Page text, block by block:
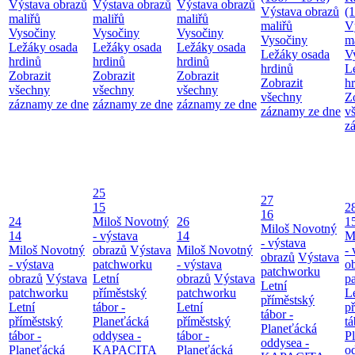
Výstava obrazů
maliřů
Vysočiny
Ležáky osada
hrdinů
Zobrazit
všechny
záznamy ze dne
Výstava obrazů
maliřů
Vysočiny
Ležáky osada
hrdinů
Zobrazit
všechny
záznamy ze dne
Výstava obrazů
maliřů
Vysočiny
Ležáky osada
hrdinů
Zobrazit
všechny
záznamy ze dne
Výstava obrazů
maliřů
Vysočiny
Ležáky osada
hrdinů
Zobrazit
všechny
záznamy ze dne
24
14
Miloš Novotný
- výstava
obrazů Výstava
patchworku
Letní
příměstský
tábor -
Planeťácká
25
15
Miloš Novotný
- výstava
obrazů Výstava
patchworku
Letní
příměstský
tábor -
Planeťácká
oddysea -
KAPACITA
26
14
Miloš Novotný
- výstava
obrazů Výstava
patchworku
Letní
příměstský
tábor -
Planeťácká
27
16
Miloš Novotný
- výstava
obrazů Výstava
patchworku
Letní
příměstský
tábor -
Planeťácká
oddysea -
-